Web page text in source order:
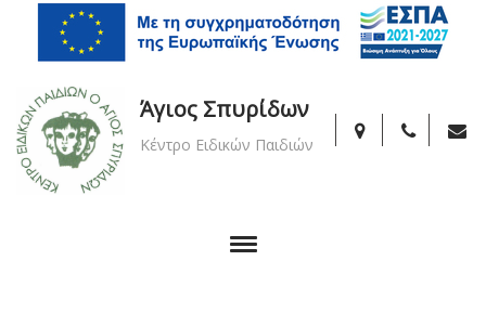
Άγιος Σπυρίδων
Κέντρο Ειδικών Παιδιών